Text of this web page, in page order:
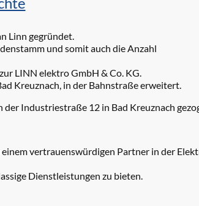
Linn gegründet.
und somit auch die Anzahl
LINN elektro GmbH & Co. KG.
Kreuznach, in der Bahnstraße erweitert.
Industriestraße 12 in Bad Kreuznach
vertrauenswürdigen Partner in der
Dienstleistungen zu bieten.